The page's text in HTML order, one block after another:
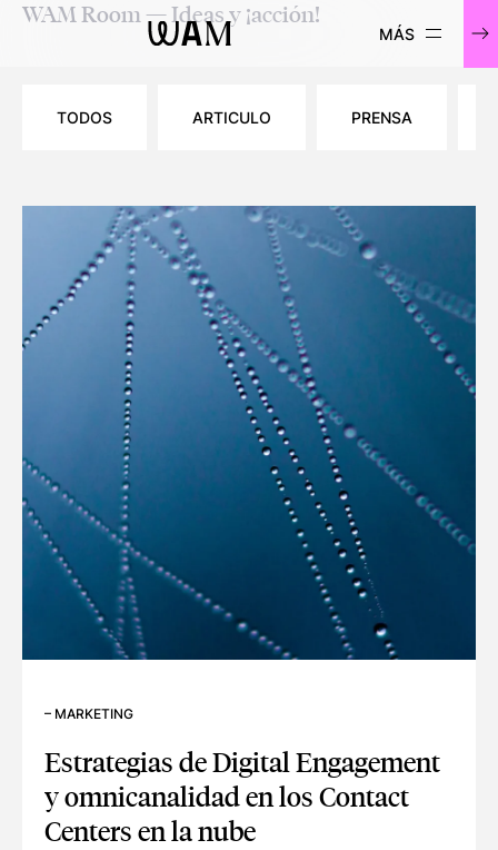
WAM
WAM Room — Ideas y ¡acción!
TODOS ARTICULO PRENSA
– MARKETING
Estrategias de Digital Engagement
y omnicanalidad en los Contact
Centers en la nube